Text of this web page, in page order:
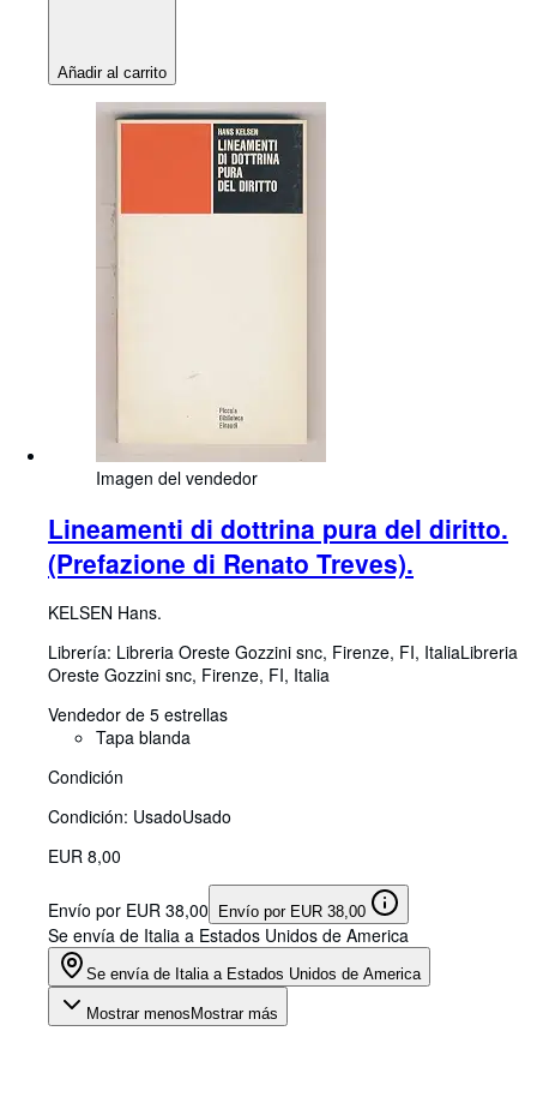
Añadir al carrito
Imagen del vendedor
Lineamenti di dottrina pura del diritto.
(Prefazione di Renato Treves).
KELSEN Hans.
Librería: Libreria Oreste Gozzini snc, Firenze, FI, ItaliaLibreria
Oreste Gozzini snc, Firenze, FI, Italia
Vendedor de 5 estrellas
Tapa blanda
Condición
Condición: UsadoUsado
EUR 8,00
Envío por EUR 38,00 Envío por EUR 38,00
Se envía de Italia a Estados Unidos de America
Se envía de Italia a Estados Unidos de America
Mostrar menos Mostrar más